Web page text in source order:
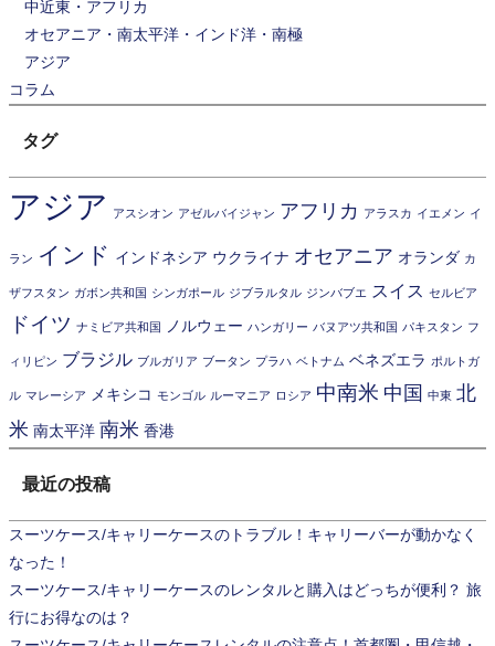
中近東・アフリカ
オセアニア・南太平洋・インド洋・南極
アジア
コラム
タグ
アジア アスシオン アゼルバイジャン アフリカ アラスカ イエメン イ
ラン インド インドネシア ウクライナ オセアニア オランダ カ
ザフスタン ガボン共和国 シンガポール ジブラルタル ジンバブエ スイス セルビア
ドイツ ナミビア共和国 ノルウェー ハンガリー バヌアツ共和国 パキスタン フ
ィリピン ブラジル ブルガリア ブータン プラハ ベトナム ベネズエラ ポルトガ
ル マレーシア メキシコ モンゴル ルーマニア ロシア 中南米 中国 中東 北
米 南太平洋 南米 香港
最近の投稿
スーツケース/キャリーケースのトラブル！キャリーバーが動かなく
なった！
スーツケース/キャリーケースのレンタルと購入はどっちが便利？ 旅
行にお得なのは？